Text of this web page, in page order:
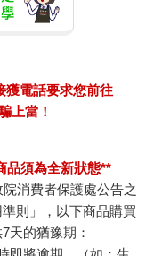
測日誌》
限定